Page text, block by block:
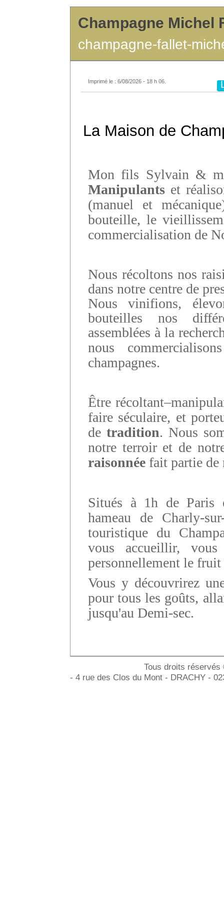
Champagne Michel
champagne-fallet-
Imprimé le : 6/08/2026 - 18 h 06.
La Maison de
Mon fils Sylvain &
Manipulants et
(manuel et
bouteille, le
commercialisation de
Nous récoltons nos
dans notre centre de
Nous vinifions,
bouteilles nos
assemblées à la
nous
champagnes.
Être
faire séculaire, et
de tradition. Nous
notre terroir et de
raisonnée fait partie de
Situés à 1h de
hameau de Charly-
touristique du
vous accueillir,
personnellement le
Vous y découvrirez
pour tous les goûts,
jusqu'au Demi-sec.
Tous droits
- 4 rue des Clos du Mont - DRACHY -